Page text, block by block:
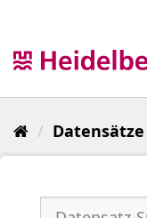
Datensätze